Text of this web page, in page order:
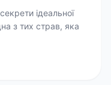
ідеальної
з тих страв, яка